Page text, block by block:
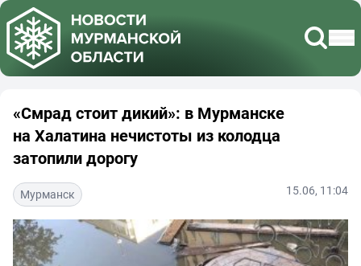
«Смрад стоит дикий»: в Мурманске
на Халатина нечистоты из колодца
затопили дорогу
Мурманск 15.06, 11:04